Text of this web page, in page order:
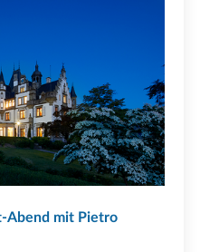
Abend mit Pietro